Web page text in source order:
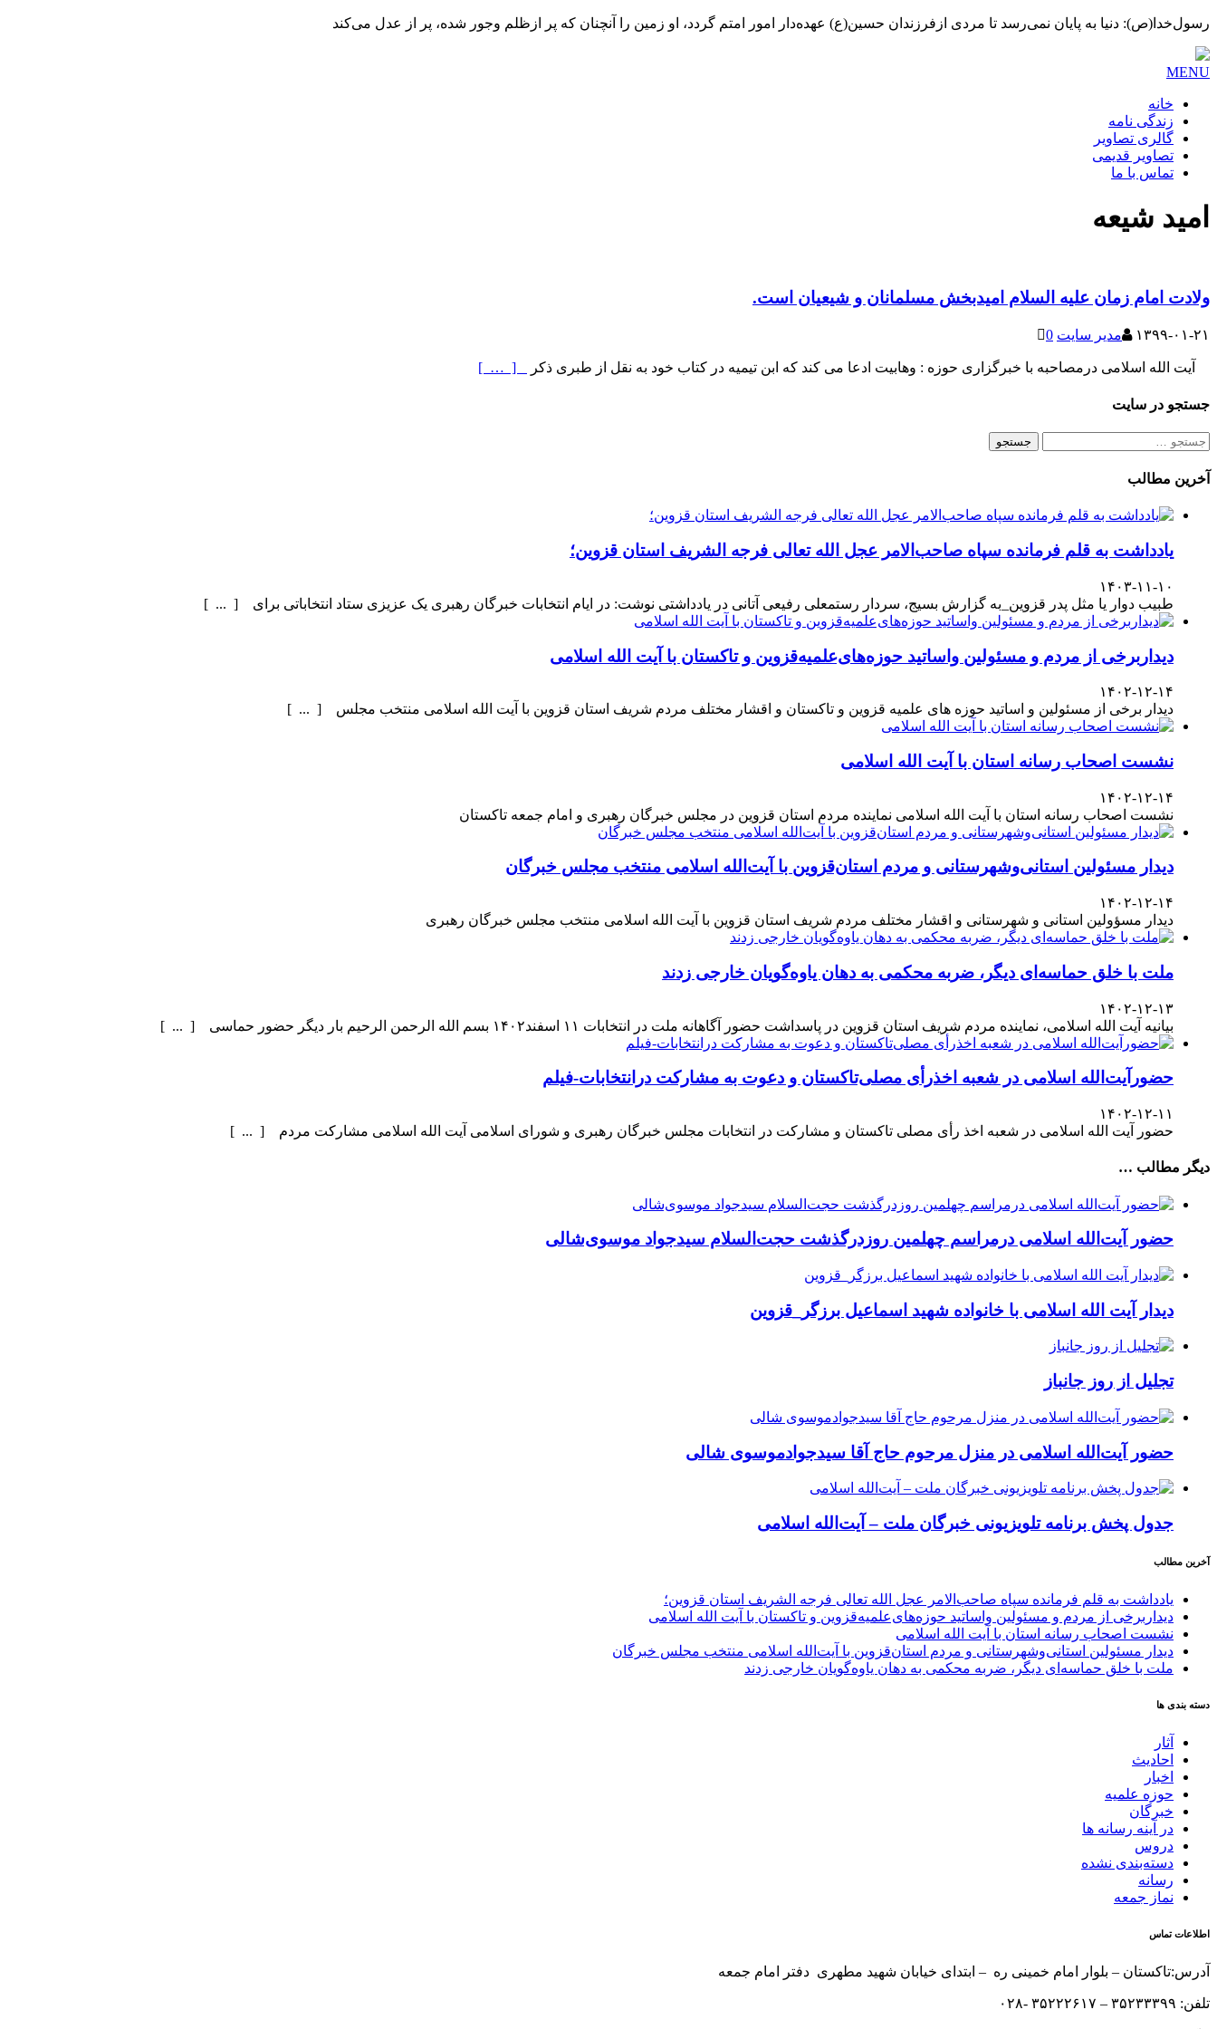
رسول‌خدا(ص): دنیا به پایان نمی‌رسد تا مردی ازفرزندان حسین(ع) عهده‌دار امور امتم گردد، او زمین را آنچنان که پر ازظلم وجور شده، پر از عدل می‌کند
MENU
خانه
زندگی نامه
گالری تصاویر
تصاویر قدیمی
تماس با ما
امید شیعه
ولادت امام زمان علیه السلام امیدبخش مسلمانان و شیعیان است.
۱۳۹۹-۰۱-۲۱ مدیر سایت 0
آیت الله اسلامی درمصاحبه با خبرگزاری حوزه : وهابیت ادعا می کند که ابن تیمیه در کتاب خود به نقل از طبری ذکر [ … ]
جستجو در سایت
جستجو
آخرین مطالب
یادداشت به قلم فرمانده سپاه صاحب‌الامر عجل الله تعالی فرجه الشریف استان قزوین؛
۱۴۰۳-۱۱-۱۰
طبیب دوار یا مثل پدر قزوین_به گزارش بسیج، سردار رستمعلی رفیعی آتانی در یادداشتی نوشت: در ایام انتخابات خبرگان رهبری یک عزیزی ستاد انتخاباتی برای [ ... ]
دیداربرخی از مردم و مسئولین واساتید حوزه‌های‌علمیه‌قزوین و تاکستان با آیت الله اسلامی
۱۴۰۲-۱۲-۱۴
دیدار برخی از مسئولین و اساتید حوزه های علمیه قزوین و تاکستان و اقشار مختلف مردم شریف استان قزوین با آیت الله اسلامی منتخب مجلس [ ... ]
نشست اصحاب رسانه استان با آیت الله اسلامی
۱۴۰۲-۱۲-۱۴
نشست اصحاب رسانه استان با آیت الله اسلامی نماینده مردم استان قزوین در مجلس خبرگان رهبری و امام جمعه تاکستان
دیدار مسئولین استانی‌وشهرستانی و مردم‌ استان‌قزوین با آیت‌الله‌ اسلامی منتخب مجلس‌ خبرگان
۱۴۰۲-۱۲-۱۴
دیدار مسؤولین استانی و شهرستانی و اقشار مختلف مردم شریف استان قزوین با آیت الله اسلامی منتخب مجلس خبرگان رهبری
ملت با خلق حماسه‌ای دیگر، ضربه محکمی به دهان یاوه‌گویان خارجی زدند
۱۴۰۲-۱۲-۱۳
بیانیه آیت الله اسلامی، نماینده مردم شریف استان قزوین در پاسداشت حضور آگاهانه ملت در انتخابات ۱۱ اسفند۱۴۰۲ بسم الله الرحمن الرحیم بار دیگر حضور حماسی [ ... ]
حضورآیت‌الله اسلامی در شعبه اخذرأی مصلی‌تاکستان و دعوت به مشارکت درانتخابات-فیلم
۱۴۰۲-۱۲-۱۱
حضور آیت الله اسلامی در شعبه اخذ رأی مصلی تاکستان و مشارکت در انتخابات مجلس خبرگان رهبری و شورای اسلامی آیت الله اسلامی مشارکت مردم [ ... ]
دیگر مطالب …
حضور آیت‌الله اسلامی درمراسم چهلمین روزدرگذشت حجت‌السلام سیدجواد موسوی‌شالی
دیدار آیت الله اسلامی با خانواده شهید اسماعیل برزگر_قزوین
تجلیل از روز جانباز
حضور آیت‌الله اسلامی در منزل مرحوم حاج آقا سیدجوادموسوی شالی
جدول پخش برنامه تلویزیونی خبرگان ملت – آیت‌الله اسلامی
آخرین مطالب
یادداشت به قلم فرمانده سپاه صاحب‌الامر عجل الله تعالی فرجه الشریف استان قزوین؛
دیداربرخی از مردم و مسئولین واساتید حوزه‌های‌علمیه‌قزوین و تاکستان با آیت الله اسلامی
نشست اصحاب رسانه استان با آیت الله اسلامی
دیدار مسئولین استانی‌وشهرستانی و مردم‌ استان‌قزوین با آیت‌الله‌ اسلامی منتخب مجلس‌ خبرگان
ملت با خلق حماسه‌ای دیگر، ضربه محکمی به دهان یاوه‌گویان خارجی زدند
دسته بندی ها
آثار
احادیث
اخبار
حوزه علمیه
خبرگان
در آینه رسانه ها
دروس
دسته‌بندی نشده
رسانه
نماز جمعه
اطلاعات تماس
آدرس:تاکستان – بلوار امام خمینی ره – ابتدای خیابان شهید مطهری دفتر امام جمعه
تلفن: ۳۵۲۳۳۳۹۹ – ۳۵۲۲۲۶۱۷ -۰۲۸